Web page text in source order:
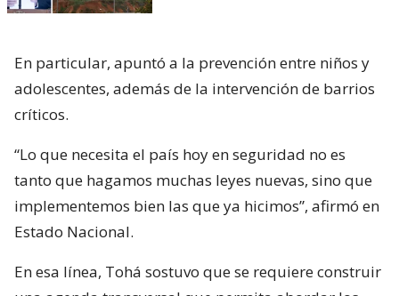
En particular, apuntó a la prevención entre niños y
adolescentes, además de la intervención de barrios
críticos.
“Lo que necesita el país hoy en seguridad no es
tanto que hagamos muchas leyes nuevas, sino que
implementemos bien las que ya hicimos”, afirmó en
Estado Nacional.
En esa línea, Tohá sostuvo que se requiere construir